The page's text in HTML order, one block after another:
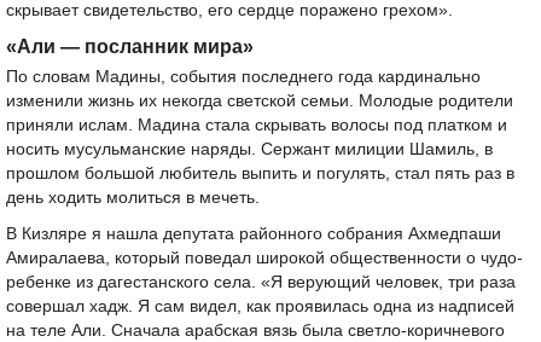
скрывает свидетельство, его сердце поражено грехом».
«Али — посланник мира»
По словам Мадины, события последнего года кардинально
изменили жизнь их некогда светской семьи. Молодые родители
приняли ислам. Мадина стала скрывать волосы под платком и
носить мусульманские наряды. Сержант милиции Шамиль, в
прошлом большой любитель выпить и погулять, стал пять раз в
день ходить молиться в мечеть.
В Кизляре я нашла депутата районного собрания Ахмедпаши
Амиралаева, который поведал широкой общественности о чудо-
ребенке из дагестанского села. «Я верующий человек, три раза
совершал хадж. Я сам видел, как проявилась одна из надписей
на теле Али. Сначала арабская вязь была светло-коричневого